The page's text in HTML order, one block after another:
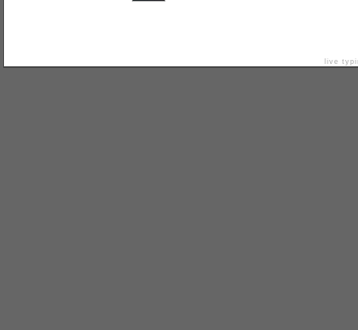
live